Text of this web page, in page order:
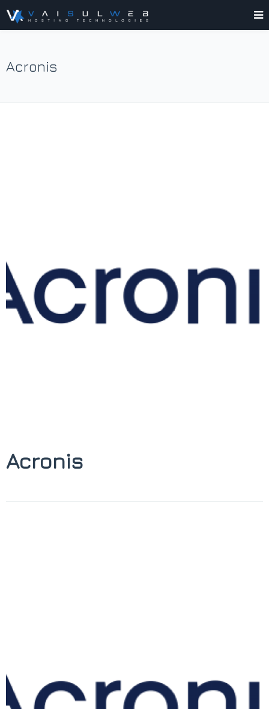
Acronis
Acronis